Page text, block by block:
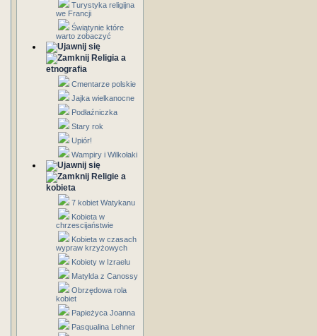
Turystyka religijna
we Francji
Świątynie które
warto zobaczyć
Religia a
etnografia
Cmentarze polskie
Jajka wielkanocne
Podłaźniczka
Stary rok
Upiór!
Wampiry i Wilkołaki
Religie a
kobieta
7 kobiet Watykanu
Kobieta w
chrzescijaństwie
Kobieta w czasach
wypraw krzyżowych
Kobiety w Izraelu
Matylda z Canossy
Obrzędowa rola
kobiet
Papieżyca Joanna
Pasqualina Lehner